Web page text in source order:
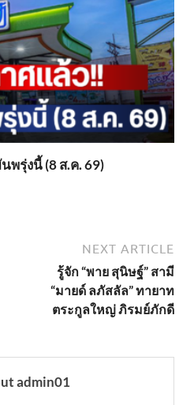
รุ่งนี้ (8 ส.ค. 69)
NEXT ARTICLE
รู้จัก “พาย สุนิษฐ์” สามี
“มายด์ ลภัสลัล” ทายาท
ตระกูลใหญ่ ภิรมย์ภักดี
admin01